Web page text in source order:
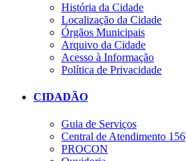
História da Cidade
Localização da Cidade
Órgãos Municipais
Arquivo da Cidade
Acesso à Informação
Política de Privacidade
CIDADÃO
Guia de Serviços
Central de Atendimento 156
PROCON